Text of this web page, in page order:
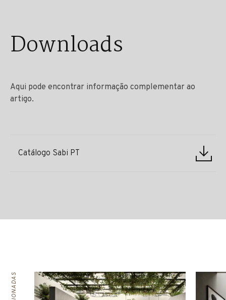
Downloads
Aqui pode encontrar informação complementar ao
artigo.
Catálogo Sabi PT